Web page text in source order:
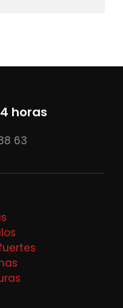
horas
63